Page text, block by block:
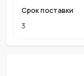
Срок поставки
3